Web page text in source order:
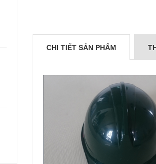
CHI TIẾT SẢN PHẨM